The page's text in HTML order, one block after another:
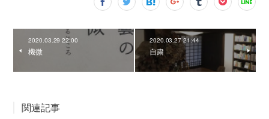
2020.03.29 22:00
機微
2020.03.27 21:44
自粛
関連記事